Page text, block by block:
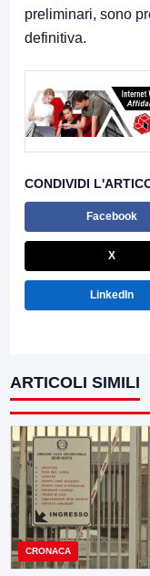
preliminari, sono
definitiva.
CONDIVIDI
Facebook
X
LinkedIn
ARTICOLI SIMILI
CRONACA